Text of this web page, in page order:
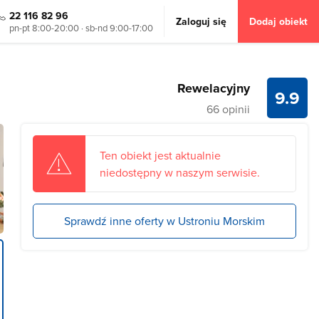
22 116 82 96
pn-pt 8:00-20:00 · sb-nd 9:00-17:00 Zaloguj się Dodaj obiekt
9.9
Rewelacyjny
66 opinii
Ten obiekt jest aktualnie
niedostępny w naszym serwisie.
Sprawdź inne oferty w Ustroniu Morskim